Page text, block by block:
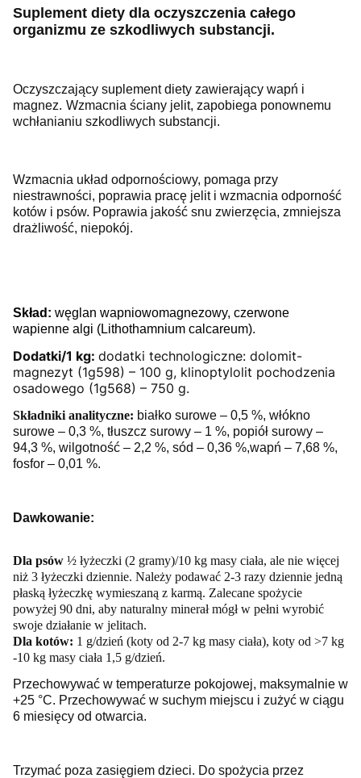
Suplement diety dla oczyszczenia całego
organizmu ze szkodliwych substancji.
Oczyszczający suplement diety zawierający wapń i
magnez. Wzmacnia ściany jelit, zapobiega ponownemu
wchłanianiu szkodliwych substancji.
Wzmacnia układ odpornościowy, pomaga przy
niestrawności, poprawia pracę jelit i wzmacnia odporność
kotów i psów. Poprawia jakość snu zwierzęcia, zmniejsza
drażliwość, niepokój.
Skład: węglan wapniowomagnezowy, czerwone
wapienne algi (Lithothamnium calcareum).
Dodatki/1 kg: dodatki technologiczne: dolomit-
magnezyt (1g598) – 100 g, klinoptylolit pochodzenia
osadowego (1g568) – 750 g.
Składniki analityczne: białko surowe – 0,5 %, włókno
surowe – 0,3 %, tłuszcz surowy – 1 %, popiół surowy –
94,3 %, wilgotność – 2,2 %, sód – 0,36 %,wapń – 7,68 %,
fosfor – 0,01 %.
Dawkowanie:
Dla psów ½ łyżeczki (2 gramy)/10 kg masy ciała, ale nie więcej
niż 3 łyżeczki dziennie. Należy podawać 2-3 razy dziennie jedną
płaską łyżeczkę wymieszaną z karmą. Zalecane spożycie
powyżej 90 dni, aby naturalny minerał mógł w pełni wyrobić
swoje działanie w jelitach.
Dla kotów: 1 g/dzień (koty od 2-7 kg masy ciała), koty od >7 kg
-10 kg masy ciała 1,5 g/dzień.
Przechowywać w temperaturze pokojowej, maksymalnie w
+25 °C. Przechowywać w suchym miejscu i zużyć w ciągu
6 miesięcy od otwarcia.
Trzymać poza zasięgiem dzieci. Do spożycia przez